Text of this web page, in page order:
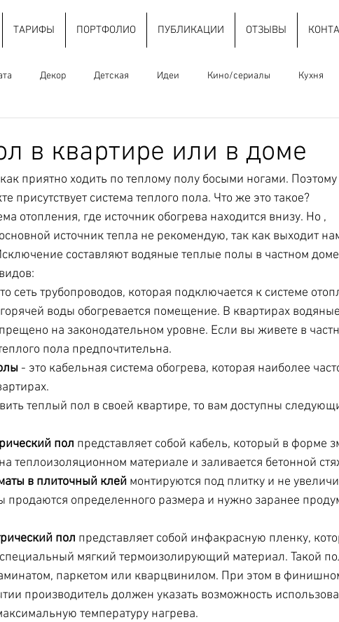
ТАРИФЫ ПОРТФОЛИО ПУБЛИКАЦИИ ОТЗЫВЫ
Декор Детская Идеи Кино/сериалы Кухня
Стили интерьера Цвет Электрика
в квартире или в доме
приятно ходить по теплому полу босыми ногами. Поэтому
присутствует система теплого пола. Что же это такое?
отопления, где источник обогрева находится внизу. Но ,
источник тепла не рекомендую, так как выходит
составляют водяные теплые полы в частном
сеть трубопроводов, которая подключается к системе
воды обогревается помещение. В квартирах
на законодательном уровне. Если вы живете в
пола предпочтительна.
- это кабельная система обогрева, которая наиболее
теплый пол в своей квартире, то вам доступны
пол представляет собой кабель, который в форме
теплоизоляционном материале и заливается бетонной
в плиточный клей монтируются под плитку и не
продаются определенного размера и нужно заранее
пол представляет собой инфакрасную пленку,
мягкий термоизолирующий материал. Такой
паркетом или кварцвинилом. При этом в
производитель должен указать возможность
температуру нагрева.